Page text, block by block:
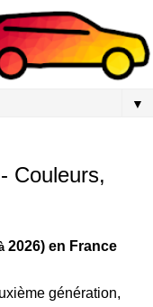
▼
Couleurs,
2026) en France
génération,